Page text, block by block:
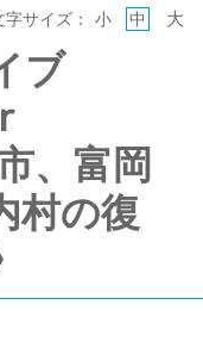
ブ
、富岡
村の復
字サイズ： 小 中 大